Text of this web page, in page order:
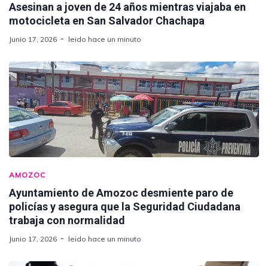
Asesinan a joven de 24 años mientras viajaba en
motocicleta en San Salvador Chachapa
Junio 17, 2026 leido hace un minuto
AMOZOC
Ayuntamiento de Amozoc desmiente paro de
policías y asegura que la Seguridad Ciudadana
trabaja con normalidad
Junio 17, 2026 leido hace un minuto